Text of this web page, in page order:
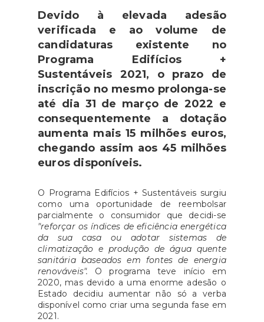
Devido à elevada adesão
verificada e ao volume de
candidaturas existente no
Programa Edifícios +
Sustentáveis 2021, o prazo de
inscrição no mesmo prolonga-se
até dia 31 de março de 2022 e
consequentemente a dotação
aumenta mais 15 milhões euros,
chegando assim aos 45 milhões
euros disponíveis.
O Programa Edifícios + Sustentáveis surgiu
como uma oportunidade de reembolsar
parcialmente o consumidor que decidi-se
"reforçar os índices de eficiência energética
da sua casa ou adotar sistemas de
climatização e produção de água quente
sanitária baseados em fontes de energia
renováveis". O programa teve início em
2020, mas devido a uma enorme adesão o
Estado decidiu aumentar não só a verba
disponível como criar uma segunda fase em
2021.